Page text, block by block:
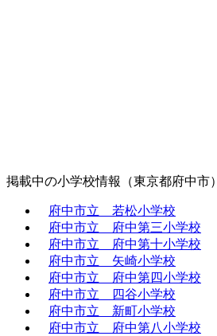
掲載中の小学校情報（東京都府中市）
府中市立 若松小学校
府中市立 府中第三小学校
府中市立 府中第十小学校
府中市立 矢崎小学校
府中市立 府中第四小学校
府中市立 四谷小学校
府中市立 新町小学校
府中市立 府中第八小学校